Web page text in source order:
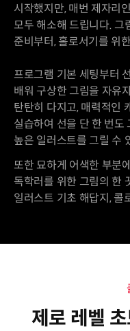
시작했지만, 매번 제자리
모두 해소해 드립니다. 그
준비부터, 홀로서기를 위
프로그램 기본 세팅부터
배워 구상한 그림을 자유
탄탄히 다지고, 매력적인
실습하여 선을 단 한 번도
높은 일러스트를 그릴 수
또한 묘하게 어색한 부분
독학러를 위한 그림의 한
일러스트 기초 해답지, 콜
제로 레벨